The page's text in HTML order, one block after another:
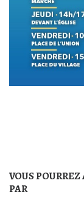
VOUS
PAR